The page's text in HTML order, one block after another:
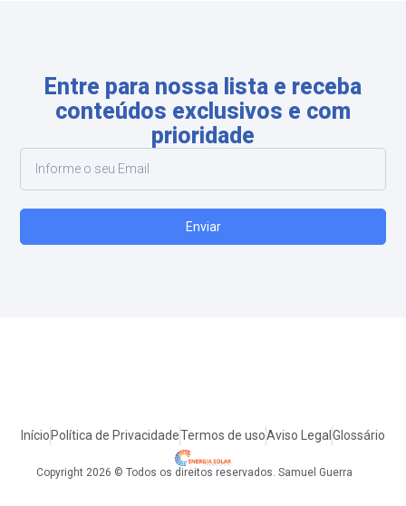
Entre para nossa lista e receba
conteúdos exclusivos e com
prioridade
Enviar
Início Política de PrivacidadeTermos de usoAviso Legal Glossário
Copyright 2026 © Todos os direitos reservados. Samuel Guerra